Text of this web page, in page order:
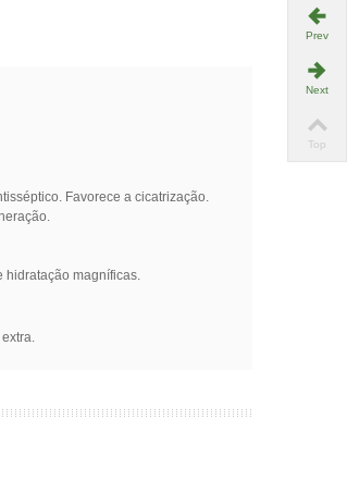
Favorece a cicatrização.
hidratação magníficas.
Prev
Next
Top